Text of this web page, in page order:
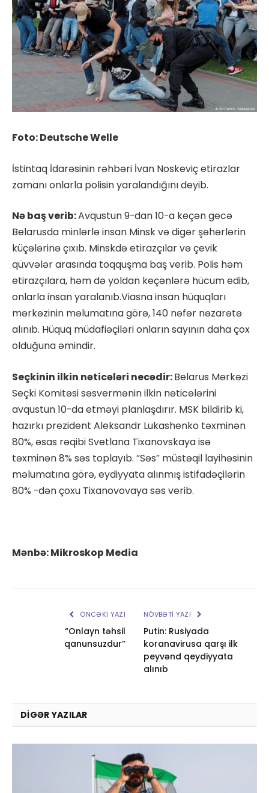
Foto: Deutsche Welle
İstintaq İdarəsinin rəhbəri İvan Noskeviç etirazlar
zamanı onlarla polisin yaralandığını deyib.
Nə baş verib:Avqustun 9-dan 10-a keçən gecə
Belarusda minlərlə insan Minsk və digər şəhərlərin
küçələrinə çıxıb. Minskdə etirazçılar və çevik
qüvvələr arasında toqquşma baş verib. Polis həm
etirazçılara, həm də yoldan keçənlərə hücum edib,
onlarla insan yaralanıb.Viasna insan hüquqları
mərkəzinin məlumatına görə, 140 nəfər nəzarətə
alınıb. Hüquq müdafiəçiləri onların sayının daha çox
olduğuna əmindir.
Seçkinin ilkin nəticələri necədir:Belarus Mərkəzi
Seçki Komitəsi səsvermənin ilkin nəticələrini
avqustun 10-da etməyi planlaşdırır. MSK bildirib ki,
hazırkı prezident Aleksandr Lukashenko təxminən
80%, əsas rəqibi Svetlana Tixanovskaya isə
təxminən 8% səs toplayıb. “Səs” müstəqil layihəsinin
məlumatına görə, eydiyyata alınmış istifadəçilərin
80% -dən çoxu Tixanovovaya səs verib.
Mənbə: Mikroskop Media
ÖNCƏKI YAZI
“Onlayn təhsil
qanunsuzdur”
NÖVBƏTI YAZI
Putin: Rusiyada
koranavirusa qarşı ilk
peyvənd qeydiyyata
alınıb
DIGƏR YAZILAR